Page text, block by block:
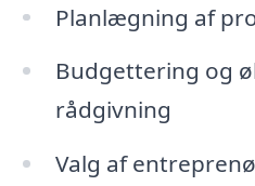
Planlægning af
Budgettering og
rådgivning
Valg af